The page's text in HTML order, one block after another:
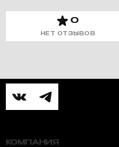
0
НЕТ ОТЗЫВОВ
КОМПАНИЯ